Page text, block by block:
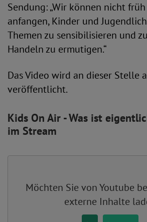
Sendung: „Wir können nicht
anfangen, Kinder und
Themen zu sensibilisieren und
Handeln zu ermutigen.“
Das Video wird an dieser Stelle
veröffentlicht.
Kids On Air - Was ist
im Stream
Möchten Sie vonYoutube
externe Inhalte